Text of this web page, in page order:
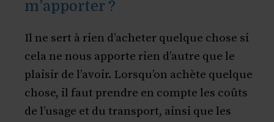
m’apporter ?
Il ne sert à rien d’acheter quelque chose si
cela ne nous apporte rien d’autre que le
plaisir de l’avoir. Lorsqu’on achète quelque
chose, il faut prendre en compte les coûts
de l’usage et du transport, ainsi que les